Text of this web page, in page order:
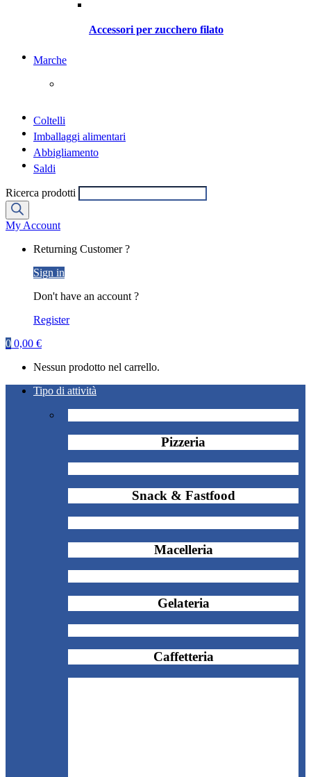
Accessori per zucchero filato
Marche
Coltelli
Imballaggi alimentari
Abbigliamento
Saldi
Ricerca prodotti
My Account
Returning Customer ?
Sign in
Don't have an account ?
Register
0 0,00 €
Nessun prodotto nel carrello.
Tipo di attività
Pizzeria
Snack & Fastfood
Macelleria
Gelateria
Caffetteria